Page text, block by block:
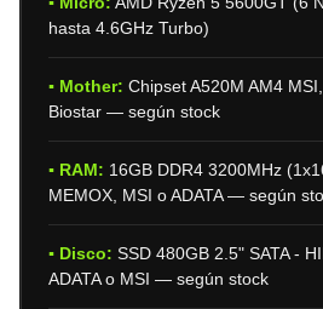
hasta 4.6GHz Turbo)
▪ Mother: Chipset A520M AM4
Biostar — según stock
▪ RAM: 16GB DDR4 3200MHz
MEMOX, MSI o ADATA — según
▪ Disco: SSD 480GB 2.5" SATA -
ADATA o MSI — según stock